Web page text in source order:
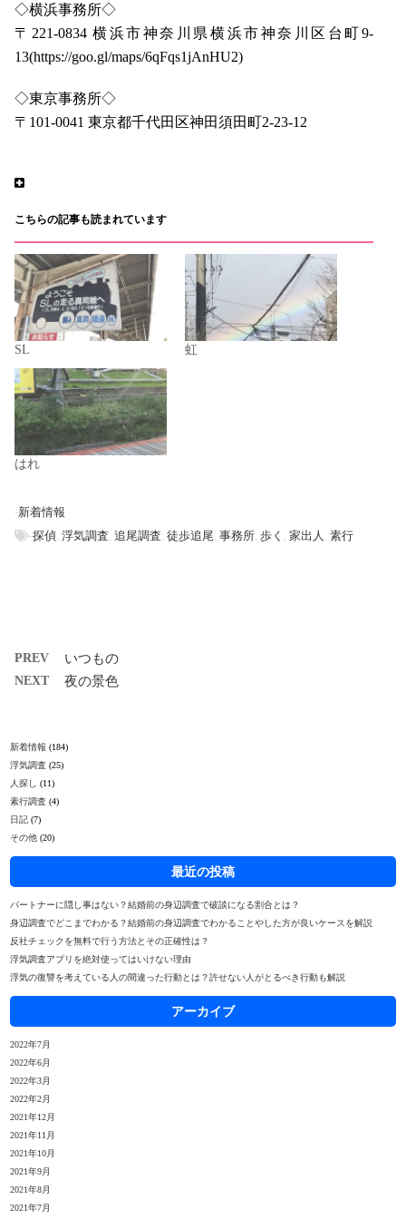
◇横浜事務所◇
〒221-0834 横浜市神奈川県横浜市神奈川区台町9-
13(https://goo.gl/maps/6qFqs1jAnHU2)
◇東京事務所◇
〒101-0041 東京都千代田区神田須田町2-23-12
こちらの記事も読まれています
SL 虹
はれ
-新着情報
-探偵 ,浮気調査 ,追尾調査 ,徒歩追尾 ,事務所 ,歩く ,家出人 ,素行
PREV いつもの
NEXT 夜の景色
新着情報 (184)
浮気調査 (25)
人探し
(11)
素行調査 (4)
日記 (7)
その他 (20)
最近の投稿
パートナーに隠し事はない？結婚前の身辺調査で破談になる割合とは？
身辺調査でどこまでわかる？結婚前の身辺調査でわかることやした方が良いケースを解説
反社チェックを無料で行う方法とその正確性は？
浮気調査アプリを絶対使ってはいけない理由
浮気の復讐を考えている人の間違った行動とは？許せない人がとるべき行動も解説
アーカイブ
2022年7月
2022年6月
2022年3月
2022年2月
2021年12月
2021年11月
2021年10月
2021年9月
2021年8月
2021年7月